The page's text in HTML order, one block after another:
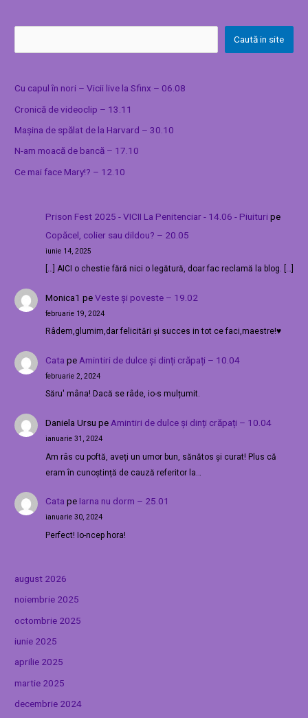
Caută in site
Cu capul în nori – Vicii live la Sfinx – 06.08
Cronică de videoclip – 13.11
Mașina de spălat de la Harvard – 30.10
N-am moacă de bancă – 17.10
Ce mai face Mary!? – 12.10
Prison Fest 2025 - VICII La Penitenciar - 14.06 - Piuituripe
Copăcel, colier sau dildou? – 20.05
iunie 14, 2025
[…] AICI o chestie fără nici o legătură, doar fac reclamă la blog. […]
Monica1 peVeste și poveste – 19.02
februarie 19, 2024
Râdem,glumim,dar felicitări și succes in tot ce faci,maestre!♥️
Cata pe Amintiri de dulce și dinți crăpați – 10.04
februarie 2, 2024
Săru' mâna! Dacă se râde, io-s mulțumit.
Daniela Ursu peAmintiri de dulce și dinți crăpați – 10.04
ianuarie 31, 2024
Am râs cu poftă, aveți un umor bun, sănătos și curat! Plus că
eram în cunoștință de cauză referitor la…
Cata pe Iarna nu dorm – 25.01
ianuarie 30, 2024
Perfect! Io-ncep hora!
august 2026
noiembrie 2025
octombrie 2025
iunie 2025
aprilie 2025
martie 2025
decembrie 2024